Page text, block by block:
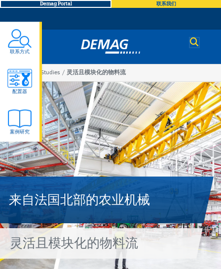
Demag Portal 联系我们
Demag
You
are
here
Case Studies 灵活且模块化的物料流
联系方式
配置器
案例研究
灵
活
且
模
块
化
的
物
来自法国北部的农业机械
灵活且模块化的物料流